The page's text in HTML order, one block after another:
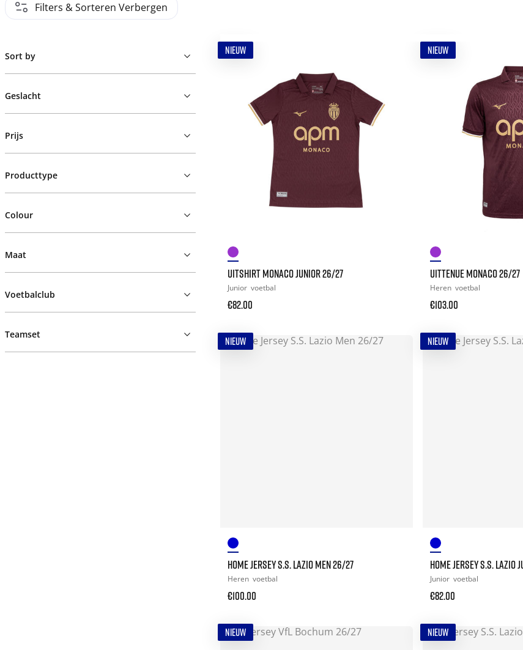
Filters & Sorteren Verbergen
Sort by
Geslacht
Prijs
Producttype
Colour
Maat
Voetbalclub
Teamset
NIEUW
UITSHIRT MONACO JUNIOR 26/27
Junior voetbal
€82.00
NIEUW
UITTENUE MONACO 26/27
Heren voetbal
€103.00
NIEUW
HOME JERSEY S.S. LAZIO MEN 26/27
Heren voetbal
€100.00
NIEUW
HOME JERSEY S.S. LAZIO
Junior voetbal
€82.00
NIEUW NIEUW